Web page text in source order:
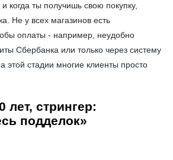
когда ты получишь свою покупку,
Не у всех магазинов есть
оплаты - например, неудобно
Сбербанка или только через систему
этой стадии многие клиенты просто
лет, стрингер:
подделок»